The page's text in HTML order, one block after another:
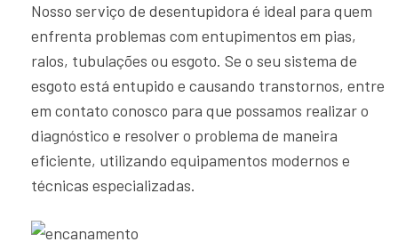
Nosso serviço de desentupidora é ideal para quem
enfrenta problemas com entupimentos em pias,
ralos, tubulações ou esgoto. Se o seu sistema de
esgoto está entupido e causando transtornos, entre
em contato conosco para que possamos realizar o
diagnóstico e resolver o problema de maneira
eficiente, utilizando equipamentos modernos e
técnicas especializadas.